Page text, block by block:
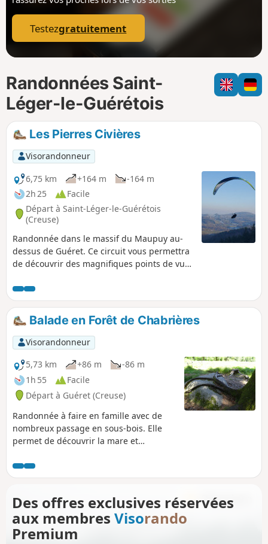
p
Testezgratuitement
Randonnées Saint-
Léger-le-Guérétois
Les Pierres Civières
Visorandonneur
6,75 km
+164 m
-164 m
2h 25
Facile
Départ à Saint-Léger-le-Guérétois
(Creuse)
Randonnée dans le massif du Maupuy au-
dessus de Guéret. Ce circuit vous permettra
de découvrir des magnifiques points de vues
Randonnée indiquée en partie par une
signalétique Jaune gérée par l'Office du
Tourisme des Monts de Guéret.
Balade en Forêt de Chabrières
Visorandonneur
5,73 km
+86 m
-86 m
1h 55
Facile
Départ à Guéret (Creuse)
Randonnée à faire en famille avec de
nombreux passage en sous-bois. Elle
permet de découvrir la mare et
explicatifs) dans un premier temps, puis
l'arboretum en fin de
: circuit géré par la communauté de
communes des Monts de Guéret.
Des offres exclusives réservées
aux membres Visorando
Premium